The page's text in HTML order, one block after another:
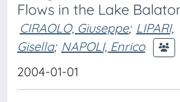
Flows in the Lake
CIRAOLO, Giuseppe; LIPARI,
Gisella; NAPOLI, Enrico
2004-01-01